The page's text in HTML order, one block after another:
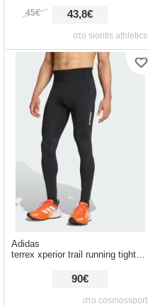
στο siontis athletics
43,8€
45€
στο cosmossport
Adidas
terrex xperior trail running tights (9000248931_1469)
90€